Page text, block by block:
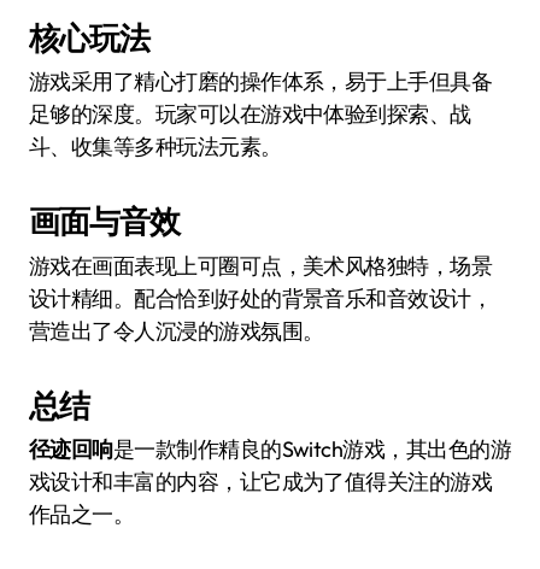
核心玩法
游戏采用了精心打磨的操作体系，易于上手但具备
足够的深度。玩家可以在游戏中体验到探索、战
斗、收集等多种玩法元素。
画面与音效
游戏在画面表现上可圈可点，美术风格独特，场景
设计精细。配合恰到好处的背景音乐和音效设计，
营造出了令人沉浸的游戏氛围。
总结
径迹回响是一款制作精良的Switch游戏，其出色的游
戏设计和丰富的内容，让它成为了值得关注的游戏
作品之一。